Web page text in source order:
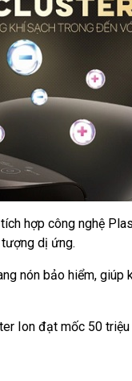
hợp công nghệ
dị ứng.
nón bảo hiểm, giúp
Ion đạt mốc 50